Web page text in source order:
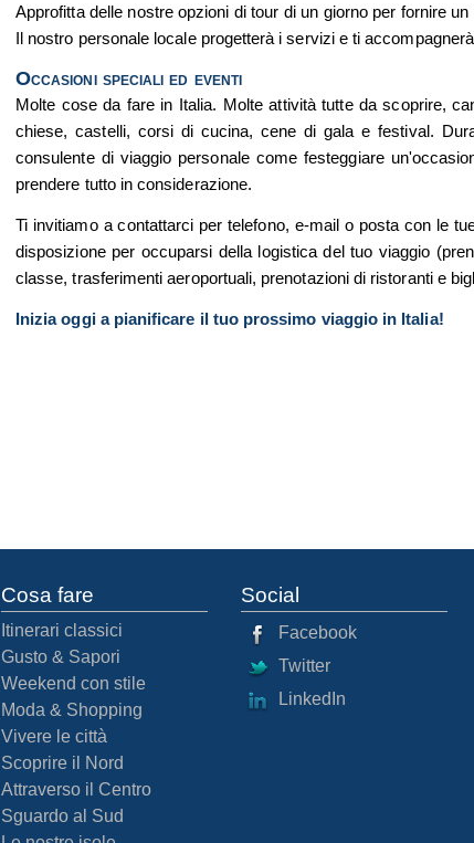
Approfitta delle nostre opzioni di tour di un giorno per fornire
Il nostro personale locale progetterà i servizi e ti
Occasioni speciali ed eventi
Molte cose da fare in Italia. Molte attività tutte da scoprire,
chiese, castelli, corsi di cucina, cene di gala e festival.
consulente di viaggio personale come festeggiare
prendere tutto in considerazione.
Ti invitiamo a contattarci per telefono, e-mail o posta con le
disposizione per occuparsi della logistica del tuo viaggio
classe, trasferimenti aeroportuali, prenotazioni di ristoranti e
Inizia oggi a pianificare il tuo prossimo viaggio in Italia!
Cosa fare
Itinerari classici
Gusto & Sapori
Weekend con stile
Moda & Shopping
Vivere le città
Scoprire il Nord
Attraverso il Centro
Sguardo al Sud
Social
Facebook
Twitter
LinkedIn